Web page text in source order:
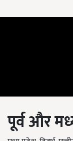
पूर्व और